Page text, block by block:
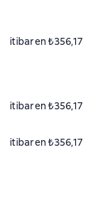
itibaren ₺356,17
itibaren ₺356,17
itibaren ₺356,17